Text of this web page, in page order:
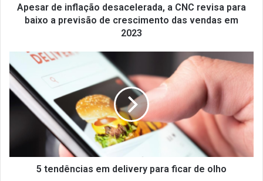
previsão
vendas
em
2023
Apesar de inflação desacelerada, a CNC revisa para
baixo a previsão de crescimento das vendas em
2023
tendências
em
delivery
para
5 tendências em delivery para ficar de olho